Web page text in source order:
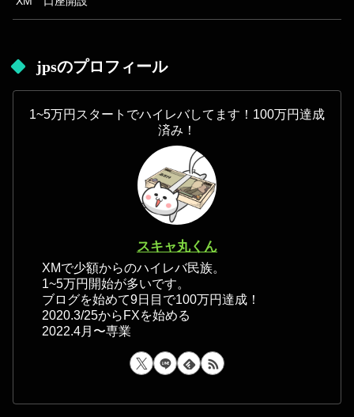
jpsのプロフィール
1~5万円スタートでハイレバしてます！100万円達成
済み！
スキャ丸くん
XMで少額からのハイレバ民族。
1~5万円開始が多いです。
ブログを始めて9日目で100万円達成！
2020.3/25からFXを始める
2022.4月〜専業